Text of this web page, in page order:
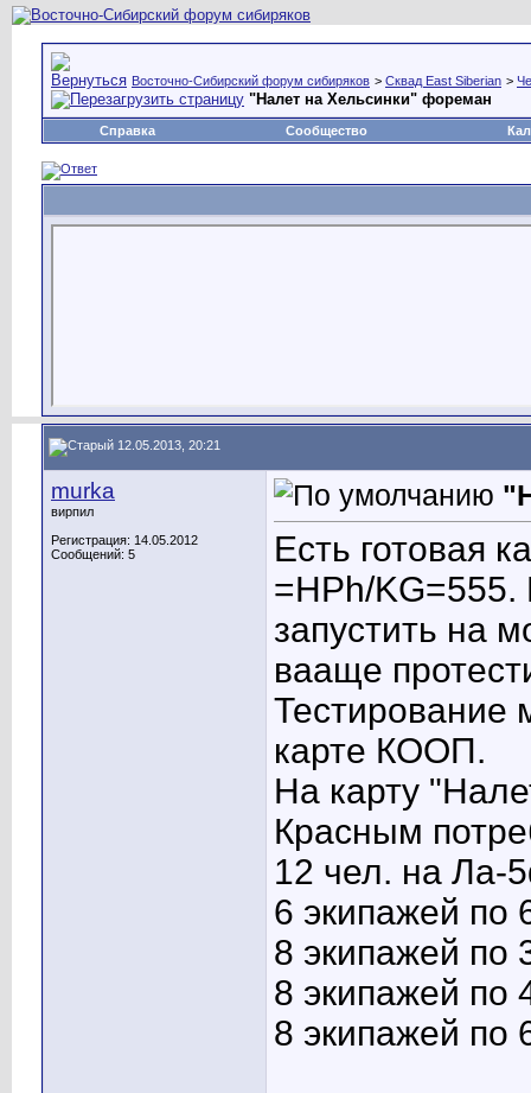
Восточно-Сибирский форум сибиряков > Сквад East Siberian >
"Налет на Хельсинки" фореман
Справка Сообщество
12.05.2013, 20:21
murka
вирпил
Регистрация: 14.05.2012
Сообщений: 5
Есть готовая
=HPh/
запустить на
вааще
Тестирование
карте КООП.
На карту
Красным
12 чел. на Ла-
6 экипажей по
8 экипажей по
8 экипажей по
8 экипажей по